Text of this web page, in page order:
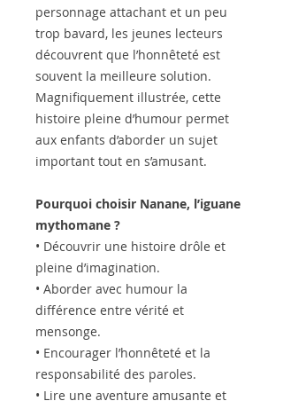
personnage attachant et un peu
trop bavard, les jeunes lecteurs
découvrent que l’honnêteté est
souvent la meilleure solution.
Magnifiquement illustrée, cette
histoire pleine d’humour permet
aux enfants d’aborder un sujet
important tout en s’amusant.
Pourquoi choisir Nanane, l’iguane
mythomane ?
• Découvrir une histoire drôle et
pleine d’imagination.
• Aborder avec humour la
différence entre vérité et
mensonge.
• Encourager l’honnêteté et la
responsabilité des paroles.
• Lire une aventure amusante et